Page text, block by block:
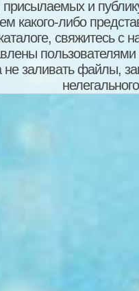
присылаемых и
какого-либо
свяжитесь
пользователями
не заливать файлы,